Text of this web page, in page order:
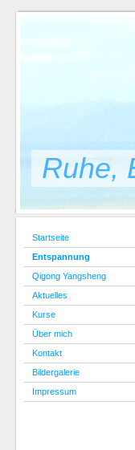
Ruhe,
Startseite
Entspannung
Qigong Yangsheng
Aktuelles
Kurse
Über mich
Kontakt
Bildergalerie
Impressum